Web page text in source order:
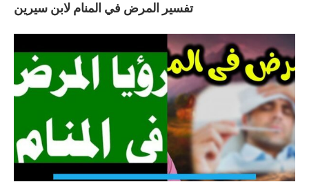
تفسير المرض في المنام لابن سيرين